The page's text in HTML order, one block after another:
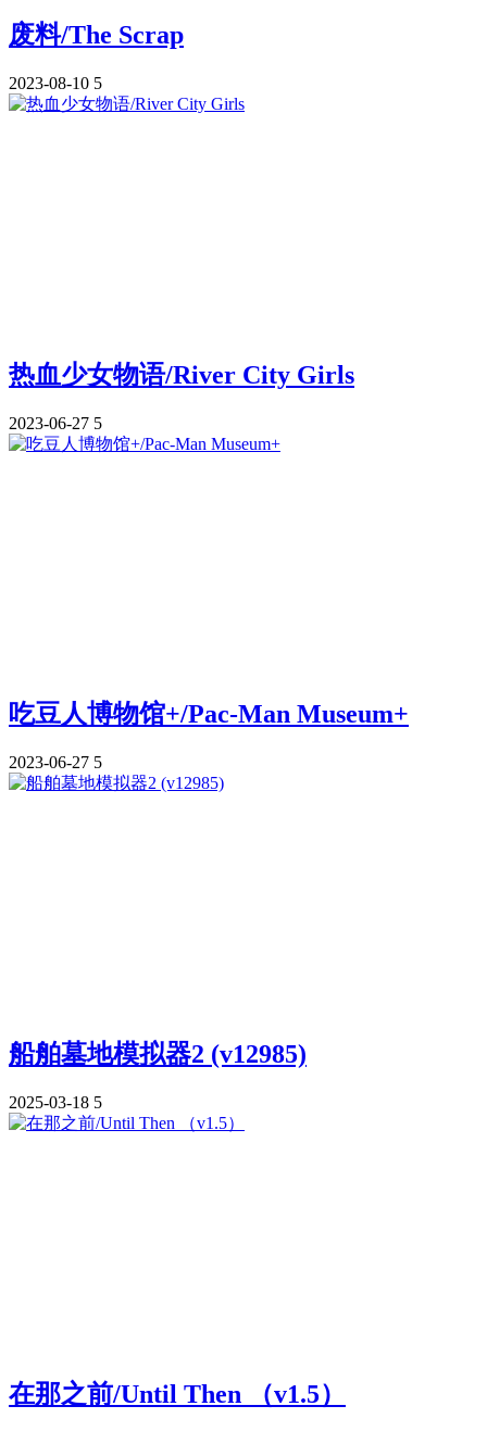
废料/The Scrap
2023-08-10 5
热血少女物语/River City Girls
2023-06-27 5
吃豆人博物馆+/Pac-Man Museum+
2023-06-27 5
船舶墓地模拟器2 (v12985)
2025-03-18 5
在那之前/Until Then （v1.5）